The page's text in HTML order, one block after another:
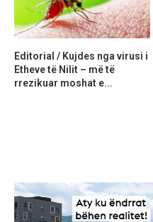
Editorial / Kujdes nga virusi i
Etheve të Nilit – më të
rrezikuar moshat e...